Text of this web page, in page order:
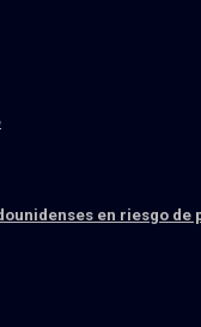
en riesgo